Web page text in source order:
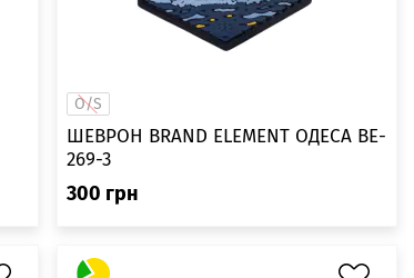
O/S
ШЕВРОН BRAND ELEMENT ОДЕСА BE-
269-3
300 грн